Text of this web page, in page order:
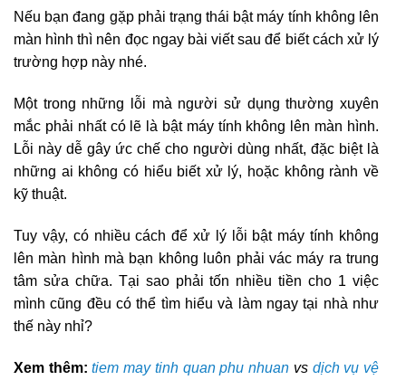
Nếu bạn đang gặp phải trạng thái bật máy tính không lên
màn hình thì nên đọc ngay bài viết sau để biết cách xử lý
trường hợp này nhé.
Một trong những lỗi mà người sử dụng thường xuyên
mắc phải nhất có lẽ là bật máy tính không lên màn hình.
Lỗi này dễ gây ức chế cho người dùng nhất, đặc biệt là
những ai không có hiểu biết xử lý, hoặc không rành về
kỹ thuật.
Tuy vậy, có nhiều cách để xử lý lỗi bật máy tính không
lên màn hình mà bạn không luôn phải vác máy ra trung
tâm sửa chữa. Tại sao phải tốn nhiều tiền cho 1 việc
mình cũng đều có thể tìm hiểu và làm ngay tại nhà như
thế này nhỉ?
Xem thêm: tiem may tinh quan phu nhuan vs dịch vụ vệ